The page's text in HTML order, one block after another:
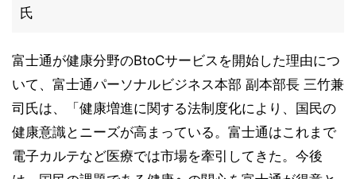
氏
富士通が健康分野のBtoCサービスを開始した理由につ
いて、富士通パーソナルビジネス本部 副本部長 三竹兼
司氏は、「健康増進に関する法制度化により、国民の
健康意識とニーズが高まっている。富士通はこれまで
電子カルテなど医療では市場を牽引してきた。今後